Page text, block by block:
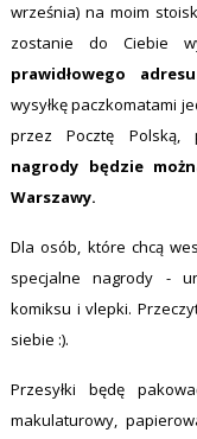
września) na moim
zostanie do Ciebie
prawidłowego
wysyłkę paczkomatami
przez Pocztę Polską,
nagrody będzie
Warszawy.
Dla osób, które chcą
specjalne nagrody -
komiksu i vlepki.
siebie :).
Przesyłki będę
makulaturowy,